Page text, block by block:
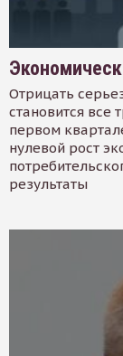
Отрицать
становится все
первом
нулевой рост
результаты